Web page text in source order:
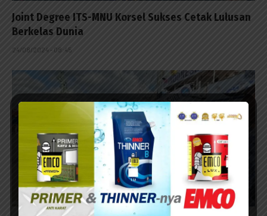
Joint Degree ITS-MNU Korsel Sukses Cetak Lulusan
Berkelas Dunia
24/08/2024 - 08:45